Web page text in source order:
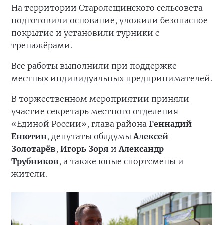
На территории Старолещинского сельсовета
подготовили основание, уложили безопасное
покрытие и установили турники с
тренажёрами.
Все работы выполнили при поддержке
местных индивидуальных предпринимателей.
В торжественном мероприятии приняли
участие секретарь местного отделения
«Единой России», глава района Геннадий
Енютин, депутаты облдумыАлексей
Золотарёв, Игорь Зоря иАлександр
Трубников, а также юные спортсмены и
жители.